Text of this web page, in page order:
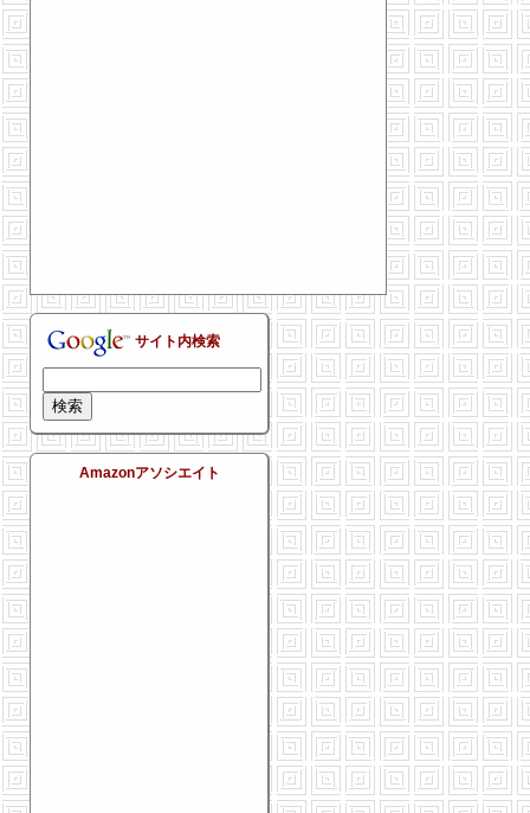
サイト内検索
Amazonアソシエイト